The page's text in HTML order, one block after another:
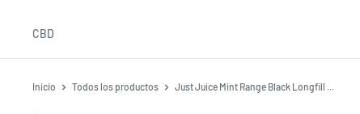
CBD
Inicio Todos los productos Just Juice Mint Range Black Longfill ...